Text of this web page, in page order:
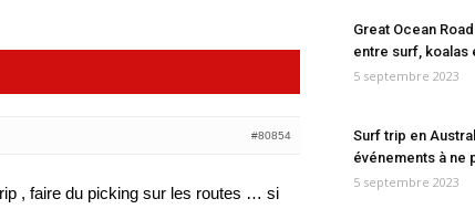
#80854
, faire du picking sur les routes … si
Great Ocean
entre surf, koalas
5 septembre 2023
Surf trip en
événements à ne
5 septembre 2023